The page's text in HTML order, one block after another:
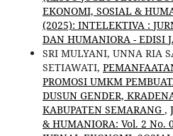
EKONOMI, SOSIAL &
(2025): INTELEKTIVA :
DAN HUMANIORA - EDISI
SRI MULYANI, UNNA RIA
SETIAWATI,
PROMOSI UMKM
DUSUN GENDER,
KABUPATEN SEMARANG ,
& HUMANIORA: Vol. 2 No.